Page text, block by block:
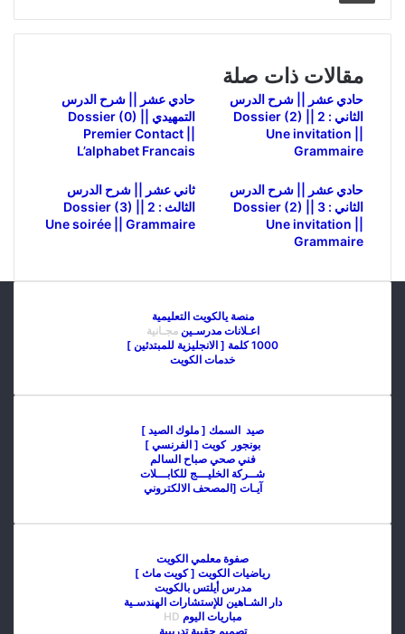
مقالات ذات صلة
حادي عشر || شرح الدرس
التمهيدي Dossier (0) ||
Premier Contact ||
L’alphabet Francais
حادي عشر || شرح الدرس
الثاني : 2 Dossier (2) ||
Une invitation ||
Grammaire
ثاني عشر || شرح الدرس
الثالث : 2 Dossier (3) ||
Une soirée || Grammaire
حادي عشر || شرح الدرس
الثاني : 3 Dossier (2) ||
Une invitation ||
Grammaire
منصة يالكويت التعليمية
اعـلانات مدرسـينمجـانية
1000 كلمة [ الانجليزية للمبتدئين ]
خدمات الكويت
صيد السمك [ ملوك الصيد ]
بونجور كويت [ الفرنسي ]
فني صحي صباح السالم
شــركة الخليـــج للكابـــلات
آيـات [المصحف الالكتروني
صفوة معلمي الكويت
رياضيات الكويت [ كويت ماث ]
مدرس أيلتس بالكويت
دار الشـاهين للإستشارات الهندسـية
مباريات اليوم
تصميم حقيبة تدريبية